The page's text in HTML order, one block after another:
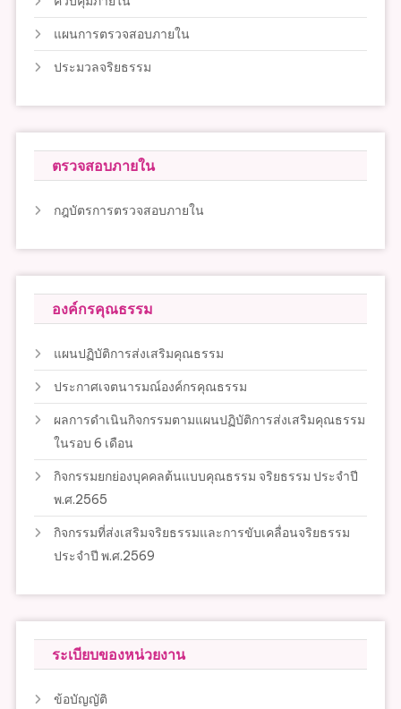
แผนการตรวจสอบภายใน
ประมวลจริยธรรม
ตรวจสอบภายใน
กฎบัตรการตรวจสอบภายใน
องค์กรคุณธรรม
แผนปฏิบัติการส่งเสริมคุณธรรม
ประกาศเจตนารมณ์องค์กรคุณธรรม
ผลการดำเนินกิจกรรมตามแผนปฏิบัติการส่งเสริมคุณธรรม
ในรอบ 6 เดือน
กิจกรรมยกย่องบุคคลต้นแบบคุณธรรม จริยธรรม ประจำปี
พ.ศ.2565
กิจกรรมที่ส่งเสริมจริยธรรมและการขับเคลื่อนจริยธรรม
ประจำปี พ.ศ.2569
ระเบียบของหน่วยงาน
ข้อบัญญัติ